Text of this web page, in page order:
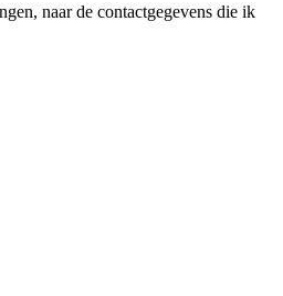
naar de contactgegevens die ik